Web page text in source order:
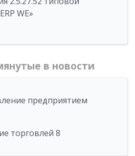
WE»
в новости
предприятием
торговлей 8